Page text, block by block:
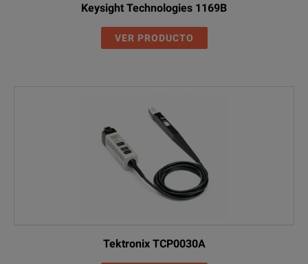
Keysight Technologies 1169B
VER PRODUCTO
Tektronix TCP0030A